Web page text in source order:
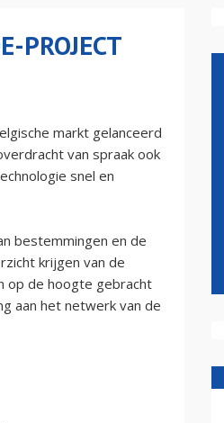
PROJECT
markt gelanceerd
van spraak ook
snel en
bestemmingen en de
krijgen van de
op de hoogte gebracht
aan het netwerk van de